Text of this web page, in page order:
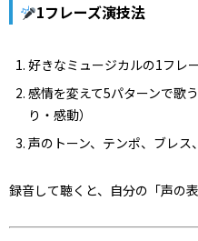
1フレーズ演技法
好きなミュージカルの1フレ
感情を変えて5パターンで歌
り・感動）
声のトーン、テンポ、ブレス
録音して聴くと、自分の「声の